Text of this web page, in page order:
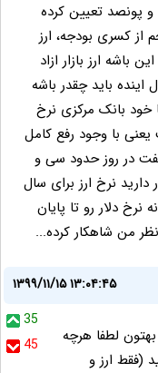
پونصد تعیین کرده
کسری بودجه، ارز
باشه ارز بازار ازاد
اینده باید چقدر باشه
خود بانک مرکزی نرخ
یعنی با وجود رفع کامل
در روز حدود سی و
نرخ ارز برای سال
نرخ دلار رو تا پایان
من شاهکار کرده...
۱۳۹۹/۱۱/۱۵ ۱۳:۰۴:۴۵
35
45
لطفا هرچه
(فقط ارز و